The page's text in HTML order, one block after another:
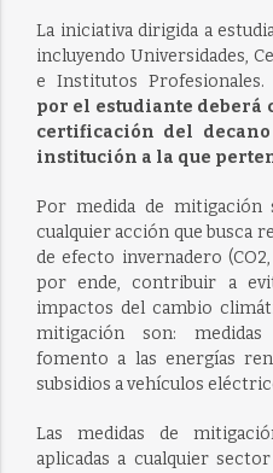
La iniciativa dirigida a
incluyendo Universidades,
e Institutos Profesionales.
por el estudiante deberá
certificación del
institución a la que
Por medida de mitigación
cualquier acción que busca
de efecto invernadero (CO2,
por ende, contribuir a
impactos del cambio
mitigación son:
fomento a las energías
subsidios a vehículos
Las medidas de
aplicadas a cualquier